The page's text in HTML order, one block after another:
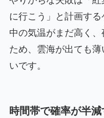
に行こう」と計画す
中の気温がまだ高く
ため、雲海が出ても
いです。
時間帯で確率が半